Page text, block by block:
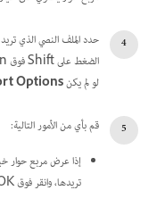
لو لم يكنOptions
قم بأي من الأمور التالية:
إذا عرض مربع حوار
تريدها، وانقر فوق OK.